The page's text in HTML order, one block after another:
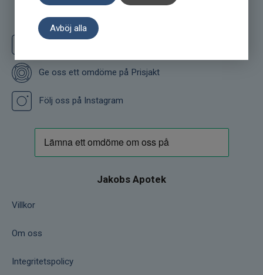
Avböj alla
Ge oss ett omdöme på Prisjakt
Följ oss på Instagram
Jakobs Apotek
Villkor
Om oss
Integritetspolicy